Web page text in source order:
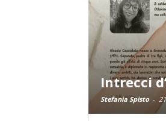
Intrecci
Stefania Spisto -